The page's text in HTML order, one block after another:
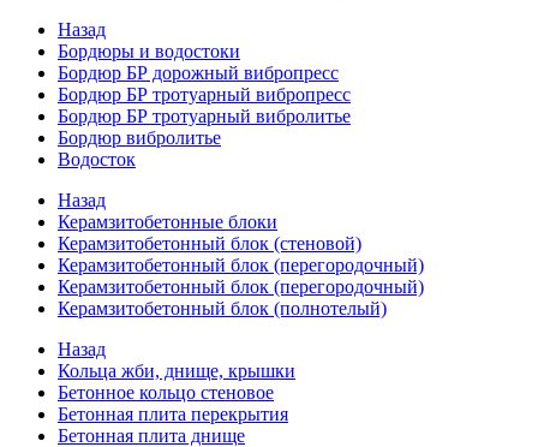
Назад
Бордюры и водостоки
Бордюр БР дорожный вибропресс
Бордюр БР тротуарный вибропресс
Бордюр БР тротуарный вибролитье
Бордюр вибролитье
Водосток
Назад
Керамзитобетонные блоки
Керамзитобетонный блок (стеновой)
Керамзитобетонный блок (перегородочный)
Керамзитобетонный блок (перегородочный)
Керамзитобетонный блок (полнотелый)
Назад
Кольца жби, днище, крышки
Бетонное кольцо стеновое
Бетонная плита перекрытия
Бетонная плита днище